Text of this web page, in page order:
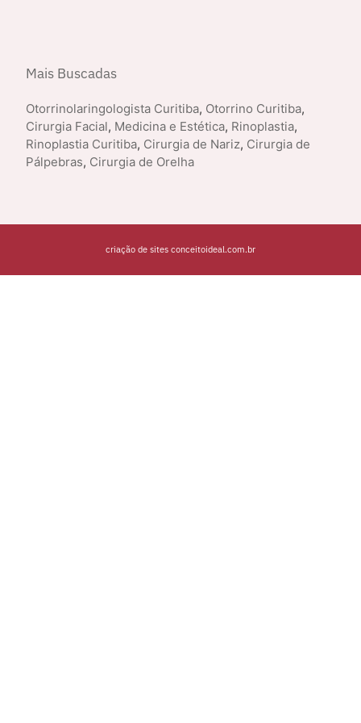
Mais Buscadas
Otorrinolaringologista Curitiba, Otorrino Curitiba,
Cirurgia Facial, Medicina e Estética, Rinoplastia,
Rinoplastia Curitiba, Cirurgia de Nariz, Cirurgia de
Pálpebras, Cirurgia de Orelha
criação de sites conceitoideal.com.br